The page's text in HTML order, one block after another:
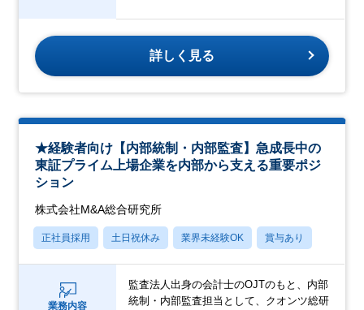
詳しく見る
★経験者向け【内部統制・内部監査】急成長中の
東証プライム上場企業を内部から支える重要ポジ
ション
株式会社M&A総合研究所
正社員採用 土日祝休み 業界未経験OK 賞与あり
業務内容
監査法人出身の会計士のOJTのもと、内部
統制・内部監査担当として、クオンツ総研